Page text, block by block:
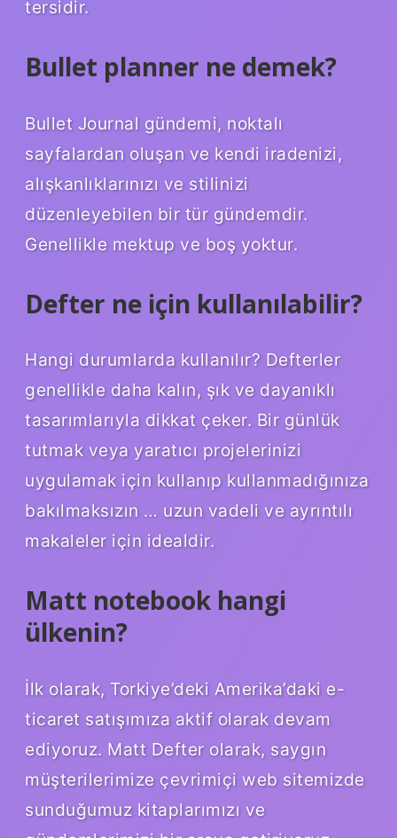
tersidir.
Bullet planner ne demek?
Bullet Journal gündemi, noktalı
sayfalardan oluşan ve kendi iradenizi,
alışkanlıklarınızı ve stilinizi
düzenleyebilen bir tür gündemdir.
Genellikle mektup ve boş yoktur.
Defter ne için kullanılabilir?
Hangi durumlarda kullanılır? Defterler
genellikle daha kalın, şık ve dayanıklı
tasarımlarıyla dikkat çeker. Bir günlük
tutmak veya yaratıcı projelerinizi
uygulamak için kullanıp kullanmadığınıza
bakılmaksızın … uzun vadeli ve ayrıntılı
makaleler için idealdir.
Matt notebook hangi
ülkenin?
İlk olarak, Torkiye’deki Amerika’daki e-
ticaret satışımıza aktif olarak devam
ediyoruz. Matt Defter olarak, saygın
müşterilerimize çevrimiçi web sitemizde
sunduğumuz kitaplarımızı ve